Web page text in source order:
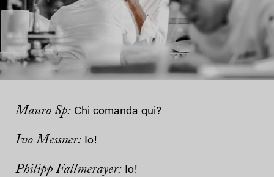
Mauro Sp: Chi comanda qui?
Ivo Messner: Io!
Philipp Fallmerayer: Io!